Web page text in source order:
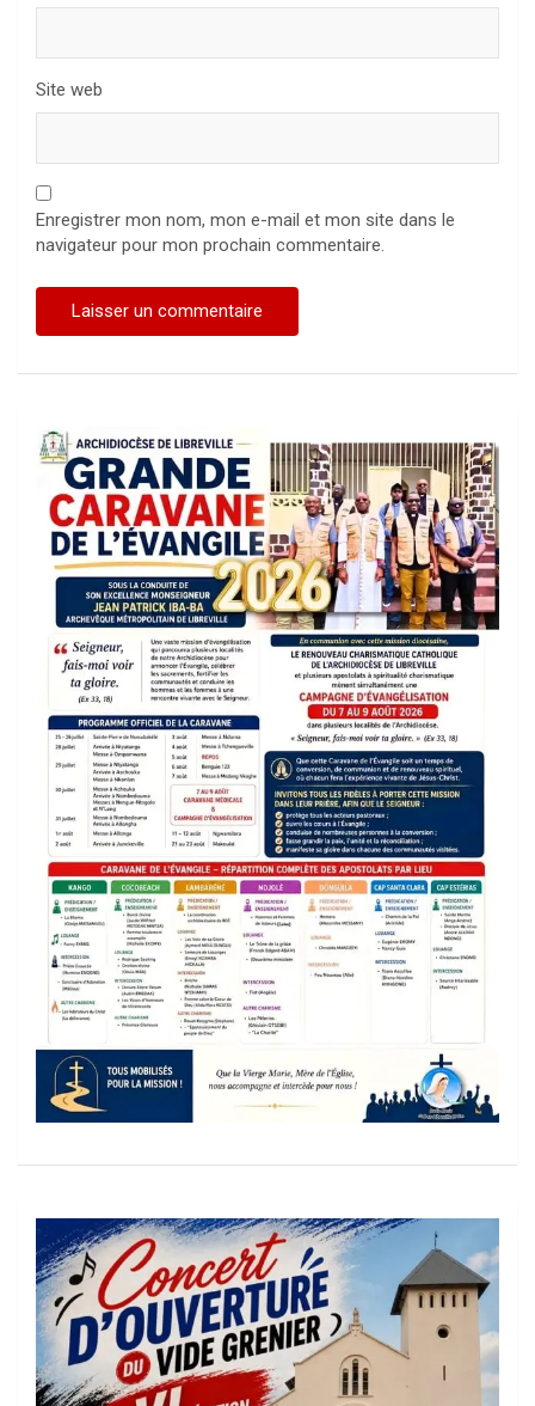
Site web
Enregistrer mon nom, mon e-mail et mon site dans le
navigateur pour mon prochain commentaire.